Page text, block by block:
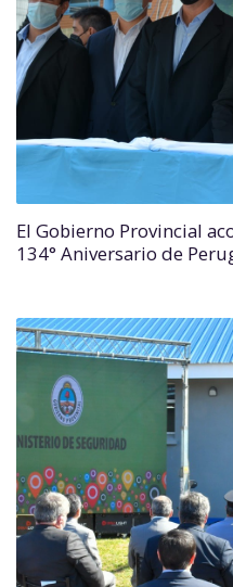
El Gobierno Provincial
134° Aniversario de